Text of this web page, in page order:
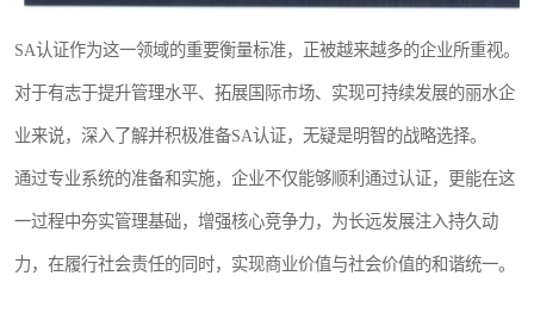
SA认证作为这一领域的重要衡量标准，正被越来越多的企业所重视。
对于有志于提升管理水平、拓展国际市场、实现可持续发展的丽水企
业来说，深入了解并积极准备SA认证，无疑是明智的战略选择。
通过专业系统的准备和实施，企业不仅能够顺利通过认证，更能在这
一过程中夯实管理基础，增强核心竞争力，为长远发展注入持久动
力，在履行社会责任的同时，实现商业价值与社会价值的和谐统一。